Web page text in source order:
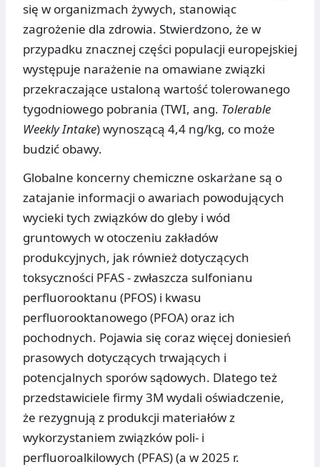
się w organizmach żywych, stanowiąc
zagrożenie dla zdrowia. Stwierdzono, że w
przypadku znacznej części populacji europejskiej
występuje narażenie na omawiane związki
przekraczające ustaloną wartość tolerowanego
tygodniowego pobrania (TWI, ang. Tolerable
Weekly Intake) wynoszącą 4,4 ng/kg, co może
budzić obawy.
Globalne koncerny chemiczne oskarżane są o
zatajanie informacji o awariach powodujących
wycieki tych związków do gleby i wód
gruntowych w otoczeniu zakładów
produkcyjnych, jak również dotyczących
toksyczności PFAS - zwłaszcza sulfonianu
perfluorooktanu (PFOS) i kwasu
perfluorooktanowego (PFOA) oraz ich
pochodnych. Pojawia się coraz więcej doniesień
prasowych dotyczących trwających i
potencjalnych sporów sądowych. Dlatego też
przedstawiciele firmy 3M wydali oświadczenie,
że rezygnują z produkcji materiałów z
wykorzystaniem związków poli- i
perfluoroalkilowych (PFAS) (a w 2025 r.